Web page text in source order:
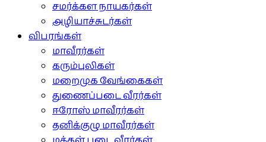
சமர்க்கள நாயகர்கள்
அழியாச்சுடர்கள்
விபரங்கள்
மாவீரர்கள்
கரும்புலிகள்
மறைமுக வேங்கைகள்
துணைப்படை வீரர்கள்
ஈரோஸ் மாவீரர்கள்
தனிக்குழு மாவீரர்கள்